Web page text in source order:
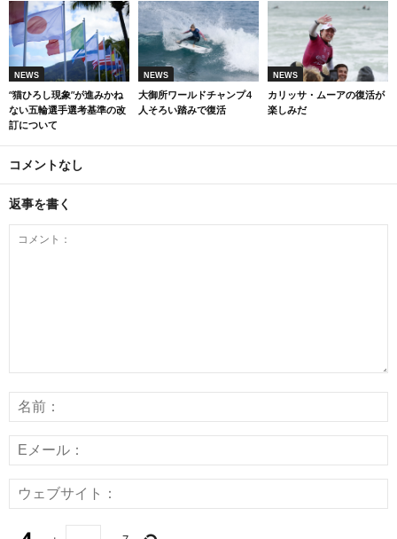
NEWS
“猫ひろし現象”が進みかね
ない五輪選手選考基準の改
訂について
NEWS
大御所ワールドチャンプ4
人そろい踏みで復活
NEWS
カリッサ・ムーアの復活が
楽しみだ
コメントなし
返事を書く